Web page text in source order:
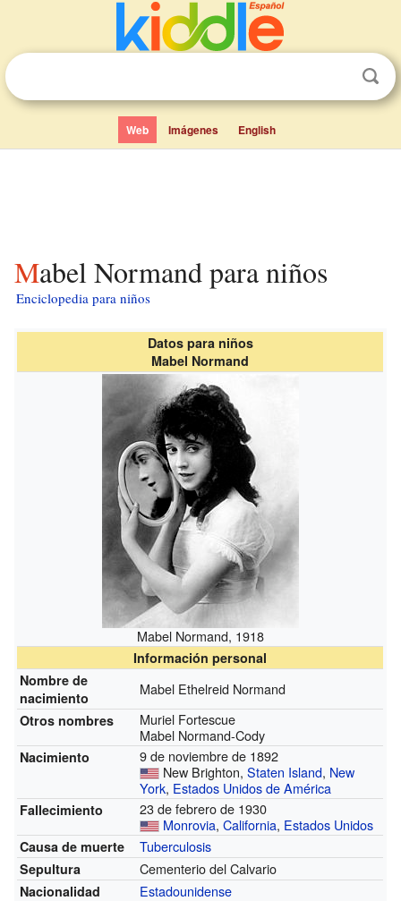
Web Imágenes English
Mabel Normand para niños
Enciclopedia para niños
Datos para niños
Mabel Normand
Mabel Normand, 1918
Información personal
Nombre de
nacimiento
Mabel Ethelreid Normand
Otros nombres
Muriel Fortescue
Mabel Normand-Cody
Nacimiento
9 de noviembre de 1892
New Brighton,Staten Island, New
York, Estados Unidos de América
Fallecimiento
23 de febrero de 1930
Monrovia,California, Estados Unidos
Causa de muerte Tuberculosis
Sepultura Cementerio del Calvario
Nacionalidad Estadounidense